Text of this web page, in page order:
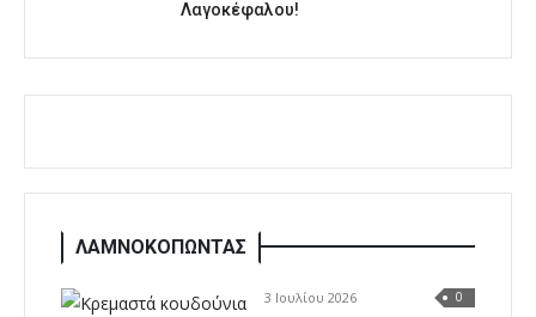
Λαγοκέφαλου!
ΛΑΜΝΟΚΟΠΩΝΤΑΣ
3 Ιουλίου 2026 0